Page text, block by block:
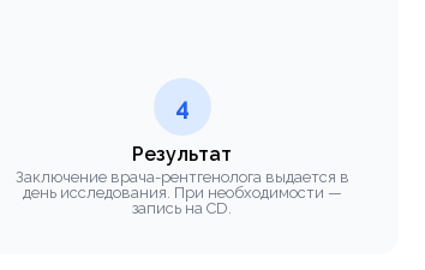
4
Результат
Заключение врача-рентгенолога выдается в
день исследования. При необходимости —
запись на CD.